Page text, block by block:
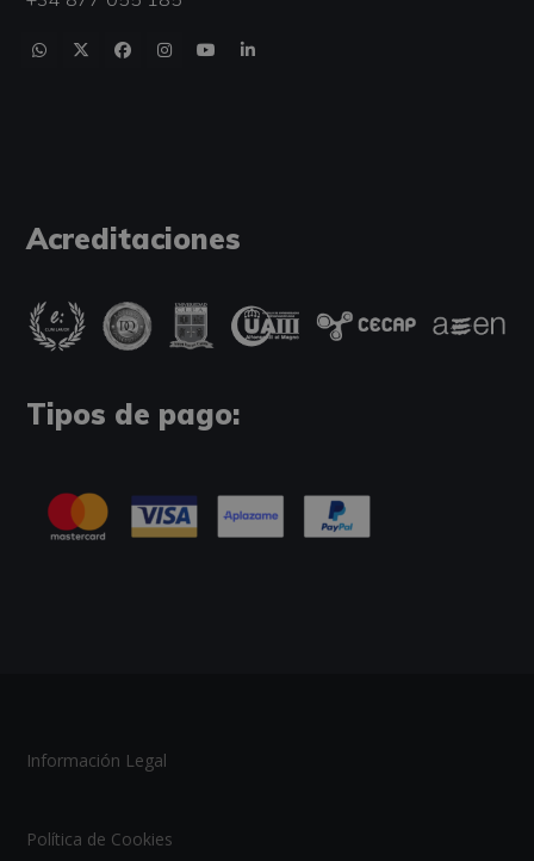
Acreditaciones
Tipos de pago:
Información Legal
Política de Cookies